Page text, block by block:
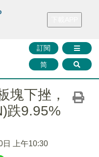
財華證券 媒體矩陣
訂閱
简
塊下挫，
跌9.95%
日 上午10:30